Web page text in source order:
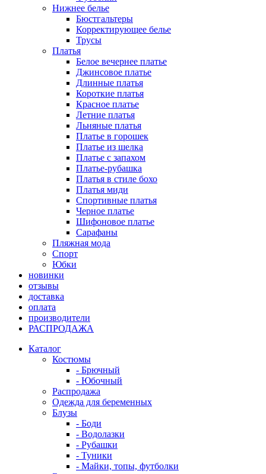
Нижнее белье
Бюстгальтеры
Корректирующее белье
Трусы
Платья
Белое вечернее платье
Джинсовое платье
Длинные платья
Короткие платья
Красное платье
Летние платья
Льняные платья
Платье в горошек
Платье из шелка
Платье с запахом
Платье-рубашка
Платья в стиле бохо
Платья миди
Спортивные платья
Черное платье
Шифоновое платье
Сарафаны
Пляжная мода
Спорт
Юбки
новинки
отзывы
доставка
оплата
производители
РАСПРОДАЖА
Каталог
Костюмы
- Брючный
- Юбочный
Распродажа
Одежда для беременных
Блузы
- Боди
- Водолазки
- Рубашки
- Туники
- Майки, топы, футболки